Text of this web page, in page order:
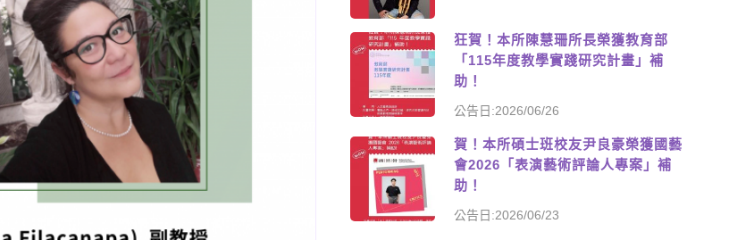
狂賀！本所陳慧珊所長榮獲教育部
「115年度教學實踐研究計畫」補
助！
公告日:2026/06/26
賀！本所碩士班校友尹良豪榮獲國藝
會2026「表演藝術評論人專案」補
助！
公告日:2026/06/23